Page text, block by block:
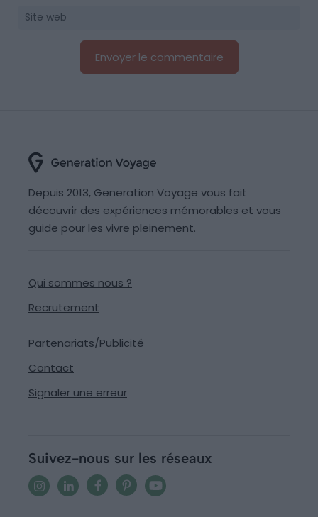
Depuis 2013, Generation Voyage vous fait
découvrir des expériences mémorables et vous
guide pour les vivre pleinement.
Qui sommes nous ?
Recrutement
Partenariats/Publicité
Contact
Signaler une erreur
Suivez-nous sur les réseaux